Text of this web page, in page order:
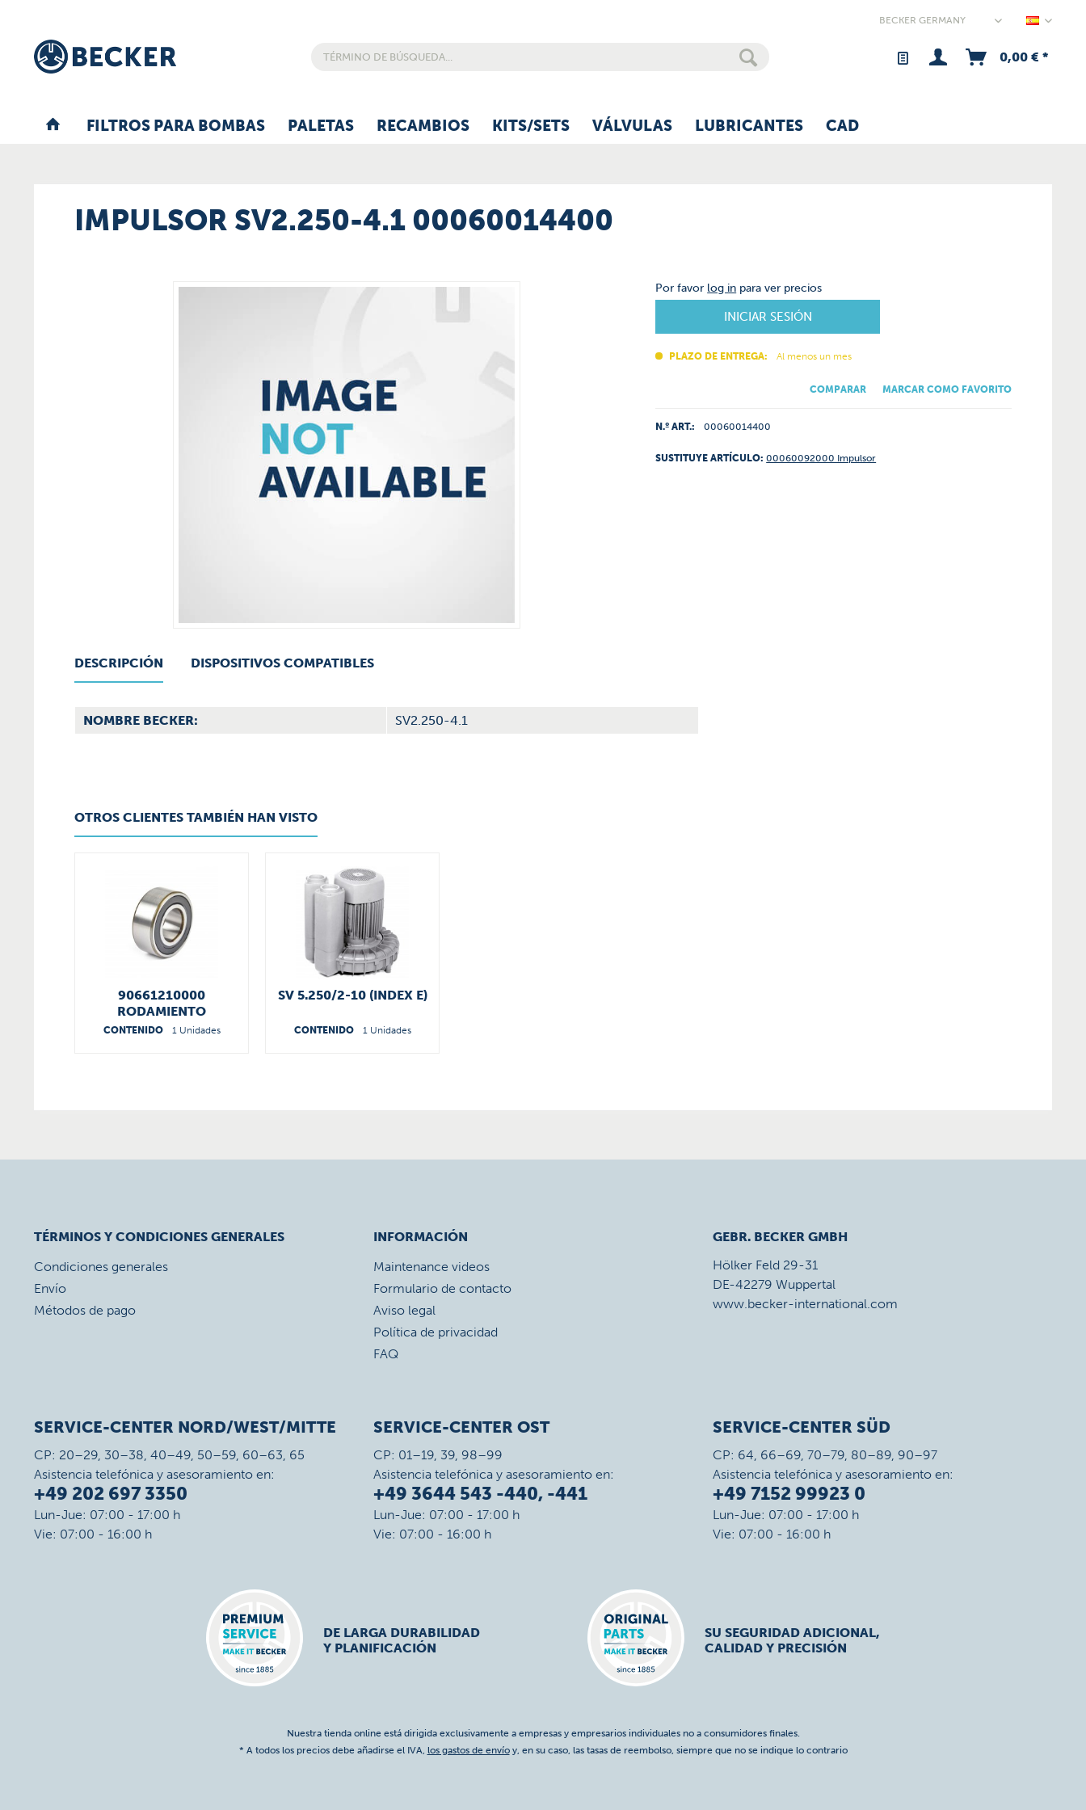
0,00 € *
FILTROS PARA BOMBAS PALETAS RECAMBIOS KITS/SETS VÁLVULAS LUBRICANTES CAD
IMPULSOR SV2.250-4.1 00060014400
Por favor log in para ver precios
INICIAR SESIÓN
PLAZO DE ENTREGA: Al menos un mes
COMPARAR MARCAR COMO FAVORITO
N.º ART.: 00060014400
SUSTITUYE ARTÍCULO: 00060092000 Impulsor
DESCRIPCIÓN DISPOSITIVOS COMPATIBLES
NOMBRE BECKER: SV2.250-4.1
OTROS CLIENTES TAMBIÉN HAN VISTO
90661210000
RODAMIENTO
CONTENIDO 1 Unidades
SV 5.250/2-10 (INDEX E)
CONTENIDO 1 Unidades
TÉRMINOS Y CONDICIONES GENERALES
Condiciones generales
Envío
Métodos de pago
INFORMACIÓN
Maintenance videos
Formulario de contacto
Aviso legal
Política de privacidad
FAQ
GEBR. BECKER GMBH
Hölker Feld 29-31
DE-42279 Wuppertal
www.becker-international.com
SERVICE-CENTER NORD/WEST/MITTE
CP: 20–29, 30–38, 40–49, 50–59, 60–63, 65
Asistencia telefónica y asesoramiento en:
+49 202 697 3350
Lun-Jue: 07:00 - 17:00 h
Vie: 07:00 - 16:00 h
SERVICE-CENTER OST
CP: 01–19, 39, 98–99
Asistencia telefónica y asesoramiento en:
+49 3644 543 -440, -441
Lun-Jue: 07:00 - 17:00 h
Vie: 07:00 - 16:00 h
SERVICE-CENTER SÜD
CP: 64, 66–69, 70–79, 80–89, 90–97
Asistencia telefónica y asesoramiento en:
+49 7152 99923 0
Lun-Jue: 07:00 - 17:00 h
Vie: 07:00 - 16:00 h
DE LARGA DURABILIDAD
Y PLANIFICACIÓN
SU SEGURIDAD ADICIONAL,
CALIDAD Y PRECISIÓN
Nuestra tienda online está dirigida exclusivamente a empresas y empresarios individuales no a consumidores finales.
* A todos los precios debe añadirse el IVA, los gastos de envíoy, en su caso, las tasas de reembolso, siempre que no se indique lo contrario